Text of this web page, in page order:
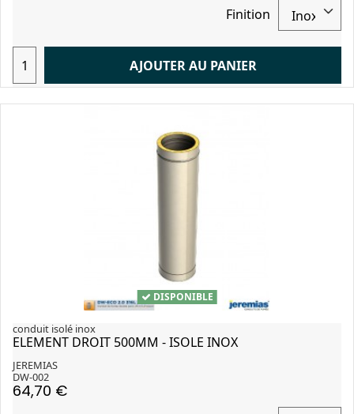
Finition
AJOUTER AU PANIER
DISPONIBLE
conduit isolé inox
ELEMENT DROIT 500MM - ISOLE INOX
JEREMIAS
DW-002
64,70 €